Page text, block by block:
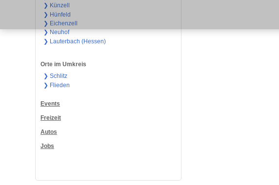
❯ Künzell
❯ Hünfeld
❯ Eichenzell
❯ Neuhof
❯ Lauterbach (Hessen)
Orte im Umkreis
❯ Schlitz
❯ Flieden
Events
Freizeit
Autos
Jobs